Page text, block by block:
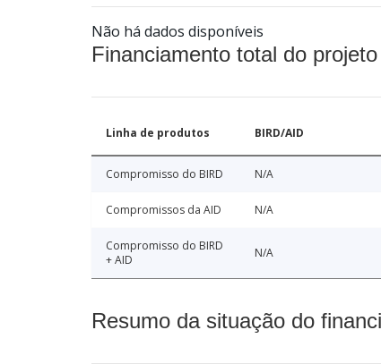
Não há dados disponíveis
Financiamento total do
Linha de produtos BIRD/AID
Compromisso do BIRD N/A
Compromissos da AID N/A
Compromisso do BIRD
+ AID
N/A
Resumo da situação do